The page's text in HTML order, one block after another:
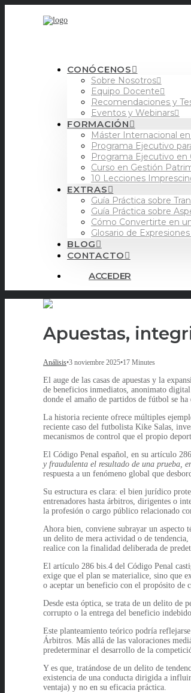
CONÓCENOS
Sobre Nosotros
Equipo Docente
Recomendaciones y
Eventos y Webinars
FORMACIÓN
Máster Internacional
Programa Ejecutivo
Programa Ejecutivo
Curso en Gestión
10 Lecciones
EXTRAS
Guía Práctica sobre
Guía Práctica sobre
Cómo Convertirte en
Glosario de
BLOG
CONTACTO
ACCEDER
Apuestas,
Análisis•3 noviembre 2025•17 Minutes
El auge de las casas de apuestas y la
de beneficios inmediatos, anonimato
donde el amaño de partidos de fútbol se
La historia reciente ofrece múltiples
reciente caso del futbolista Kike Salas,
mecanismos de control que el propio
El Código Penal español, en su artículo
y fraudulenta el resultado de una prueba,
respuesta a un fenómeno global que
Su estructura es clara: el bien jurídico
entrenadores hasta árbitros, dirigentes o
la profesión o cargo público relacionado
Ahora bien, conviene subrayar un
un delito de mera actividad o de
realice con la finalidad deliberada de
El artículo 286 bis.4 del Código Penal
exige que el plan se materialice, sino que
o aceptar un beneficio con el propósito de
Desde esta óptica, se trata de un delito
corrupto o la entrega del beneficio
Este planteamiento teórico podría
Árbitros. Más allá de las valoraciones
predeterminar el desarrollo de la
Y es que, tratándose de un delito de
existencia de una conducta dirigida a
ventaja) y no en su eficacia práctica.